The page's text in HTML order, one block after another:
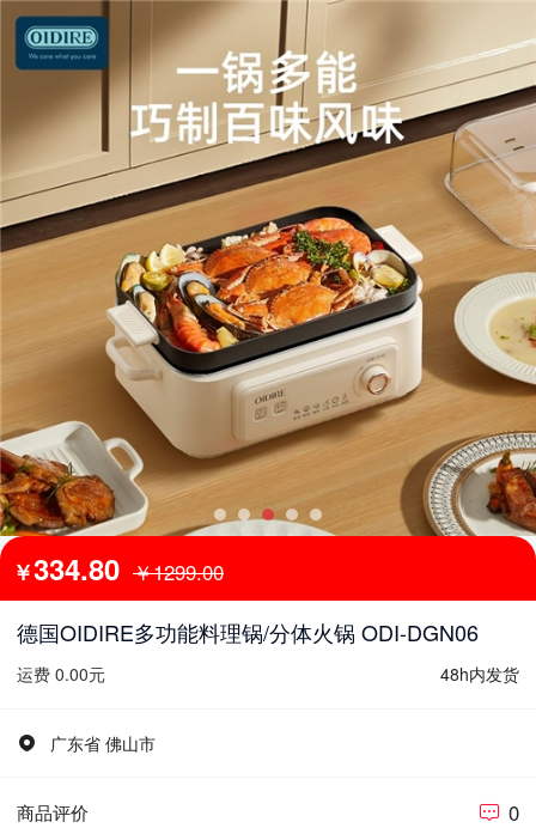
￥334.80 ￥1299.00
德国OIDIRE多功能料理锅/分体火锅 ODI-DGN06
运费 0.00元 48h内发货
广东省 佛山市
商品评价 0